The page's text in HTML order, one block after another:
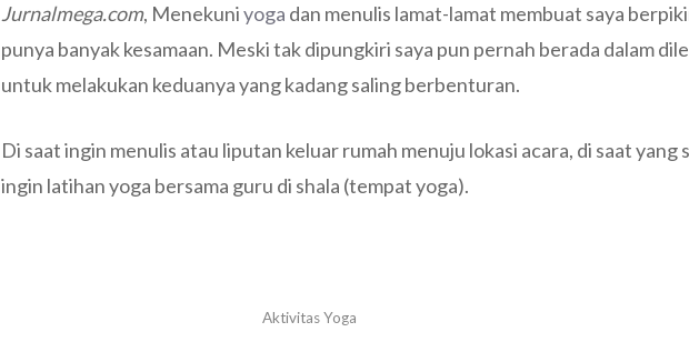
Jurnalmega.com, Menekuniyoga dan menulis lamat-lamat membuat saya
punya banyak kesamaan. Meski tak dipungkiri saya pun pernah berada dalam
untuk melakukan keduanya yang kadang saling berbenturan.
Di saat ingin menulis atau liputan keluar rumah menuju lokasi acara, di saat yang
ingin latihan yoga bersama guru di shala (tempat yoga).
Aktivitas Yoga